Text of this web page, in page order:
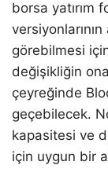
borsa yatırım
görebilmesi
değişikliğin
çeyreğinde
geçebilecek.
kapasitesi ve
için uygun bir